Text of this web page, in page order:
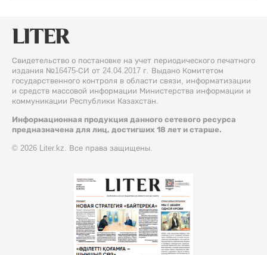
Свидетельство о постановке на учет периодического печатного
издания №16475-СИ от 24.04.2017 г. Выдано Комитетом
государственного контроля в области связи, информатизации
и средств массовой информации Министерства информации и
коммуникации Республики Казахстан.
Информационная продукция данного сетевого ресурса
предназначена для лиц, достигших 18 лет и старше.
© 2026 Liter.kz. Все права защищены.